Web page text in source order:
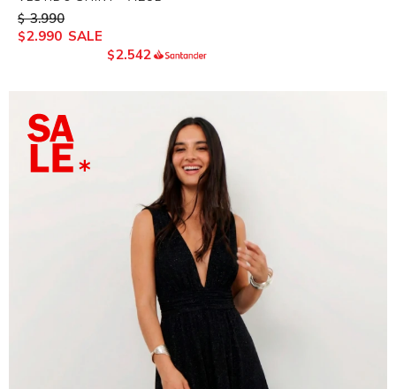
$ 3.990
$2.990
$2.542